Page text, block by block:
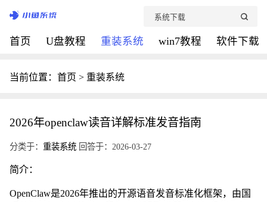
首页 U盘教程 重装系统 win7教程 软件下载
当前位置： 首页 > 重装系统
2026年openclaw读音详解标准发音指南
分类于： 重装系统 回答于：2026-03-27
简介：
OpenClaw是2026年推出的开源语音发音标准化框架，由国